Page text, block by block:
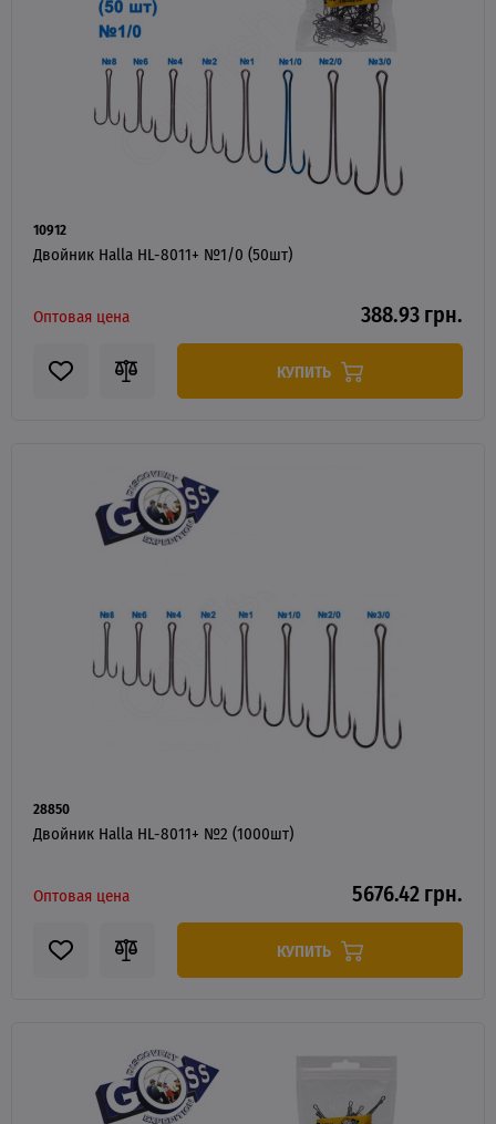
10912
Двойник Halla HL-8011+ №1/0 (50шт)
Оптовая цена 388.93 грн.
КУПИТЬ
28850
Двойник Halla HL-8011+ №2 (1000шт)
Оптовая цена 5676.42 грн.
КУПИТЬ